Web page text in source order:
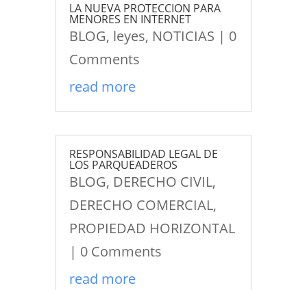
LA NUEVA PROTECCION PARA
MENORES EN INTERNET
BLOG, leyes, NOTICIAS | 0
Comments
read more
RESPONSABILIDAD LEGAL DE
LOS PARQUEADEROS
BLOG, DERECHO CIVIL,
DERECHO COMERCIAL,
PROPIEDAD HORIZONTAL
| 0 Comments
read more